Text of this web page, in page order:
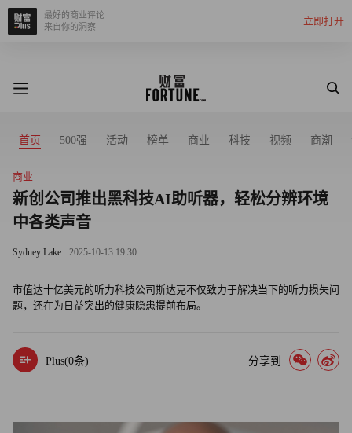
立即打开
最好的商业评论
来自你的洞察
首页 500强 活动 榜单 商业 科技 视频 商潮
商业
新创公司推出黑科技AI助听器，轻松分辨环境
中各类声音
Sydney Lake 2025-10-13 19:30
市值达十亿美元的听力科技公司斯达克不仅致力于解决当下的听力损失问
题，还在为日益突出的健康隐患提前布局。
Plus(0条) 分享到